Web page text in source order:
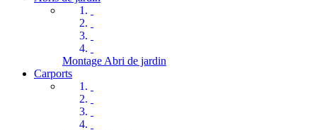
Montage Abri de jardin
Carports